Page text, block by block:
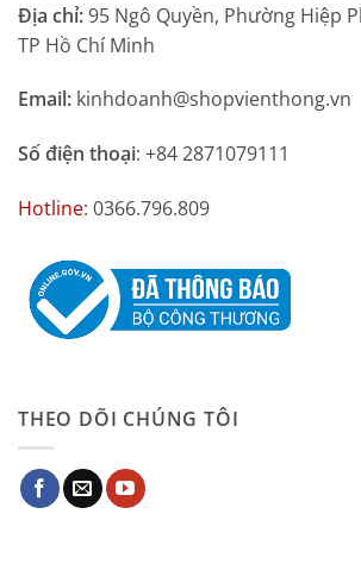
Địa chỉ:95 Ngô Quyền, Phường Hiệp
TP Hồ Chí Minh
Email: kinhdoanh@shopvienthong.vn
Số điện thoại: +84 2871079111
Hotline: 0366.796.809
THEO DÕI CHÚNG TÔI